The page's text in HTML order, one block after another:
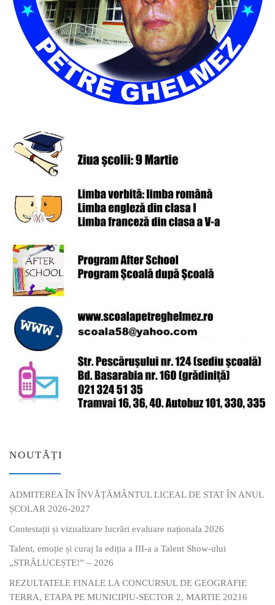
NOUTĂȚI
ADMITEREA ÎN ÎNVĂȚĂMÂNTUL LICEAL DE STAT ÎN ANUL
ȘCOLAR 2026-2027
Contestații și vizualizare lucrări evaluare naționala 2026
Talent, emoție și curaj la ediția a III-a a Talent Show-ului
„STRĂLUCEȘTE!” – 2026
REZULTATELE FINALE LA CONCURSUL DE GEOGRAFIE
TERRA, ETAPA PE MUNICIPIU-SECTOR 2, MARTIE 20216